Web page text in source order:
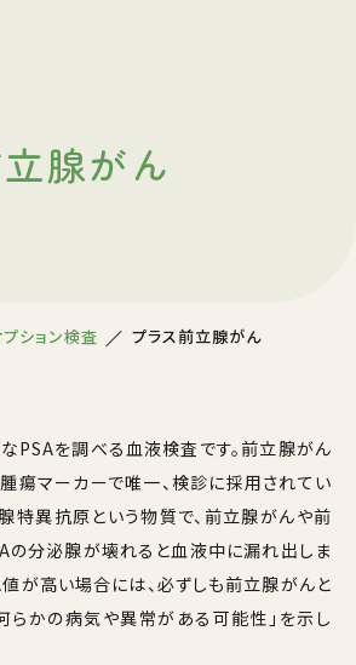
腺がん
プション検査 プラス前立腺がん
PSAを調べる血液検査です。前立腺がん
瘍マーカーで唯一、検診に採用されてい
腺特異抗原という物質で、前立腺がんや前
の分泌腺が壊れると血液中に漏れ出しま
が高い場合には、必ずしも前立腺がんと
らかの病気や異常がある可能性」を示し
。